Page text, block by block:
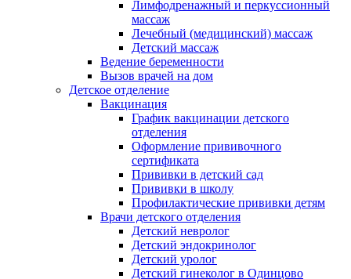
Лимфодренажный и перкуссионный
массаж
Лечебный (медицинский) массаж
Детский массаж
Ведение беременности
Вызов врачей на дом
Детское отделение
Вакцинация
График вакцинации детского
отделения
Оформление прививочного
сертификата
Прививки в детский сад
Прививки в школу
Профилактические прививки детям
Врачи детского отделения
Детский невролог
Детский эндокринолог
Детский уролог
Детский гинеколог в Одинцово